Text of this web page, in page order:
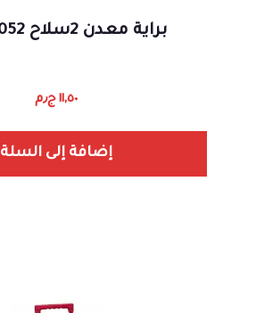
براية معدن 2سلاح 10041/052
١١,٥٠ ج٫م
إضافة إلى السلة